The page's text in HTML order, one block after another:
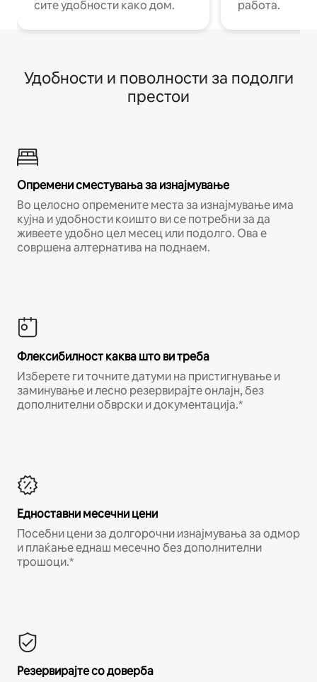
сите удобности како дом. работа.
Удобности и поволности за подолги
престои
Опремени сместувања за изнајмување
Во целосно опремените места за изнајмување има
кујна и удобности коишто ви се потребни за да
живеете удобно цел месец или подолго. Ова е
совршена алтернатива на поднаем.
Флексибилност каква што ви треба
Изберете ги точните датуми на пристигнување и
заминување и лесно резервирајте онлајн, без
дополнителни обврски и документација.*
Едноставни месечни цени
Посебни цени за долгорочни изнајмувања за одмор
и плаќање еднаш месечно без дополнителни
трошоци.*
Резервирајте со доверба